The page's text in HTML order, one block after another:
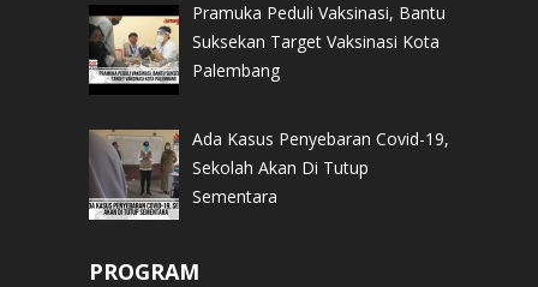
Pramuka Peduli Vaksinasi, Bantu
Suksekan Target Vaksinasi Kota
Palembang
Ada Kasus Penyebaran Covid-19,
Sekolah Akan Di Tutup
Sementara
PROGRAM